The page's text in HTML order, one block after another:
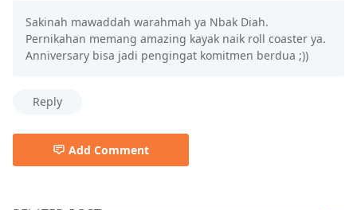
Sakinah mawaddah warahmah ya Nbak Diah.
Pernikahan memang amazing kayak naik roll coaster ya.
Anniversary bisa jadi pengingat komitmen berdua ;))
Reply
Add Comment